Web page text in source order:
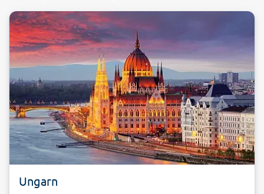
angewendet. In der großzügig angelegten "Therme Bad
Sárvár" können Kurgäste im Heilwasser entspannen. Darüber
hinaus verfügt die Einrichtung aber auch über verschiedene
Becken zum Schwimmen und Planschen. So kommen in dem
Kurort auch Badeurlauber auf ihre Kosten. Auf kleine Gäste
wartet ein Kinderabenteuerbecken mit Wasserburg und
Piratenschiff. Wer sich im Urlaub einfach ein wenig
verwöhnen lassen möchte, findet außerdem in der
Saunalandschaft, im Kneipp-Becken oder den Aromakabinen
Ruhe und Entspannung. Freuen Sie sich auf einen
erholsamen Ungarn-Urlaub. Günstige Angebote für Hotels in
Ausgangspunkte für die
Ungarn